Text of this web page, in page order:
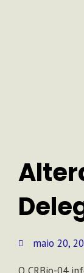
maio 20,